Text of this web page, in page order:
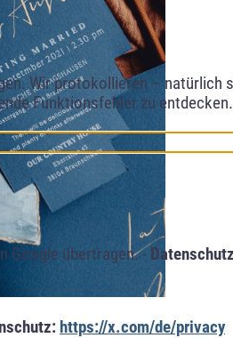
Wir protokollieren – natürlich
Funktionsfehler zu
Google übertragen. -
https://x.com/de/privacy